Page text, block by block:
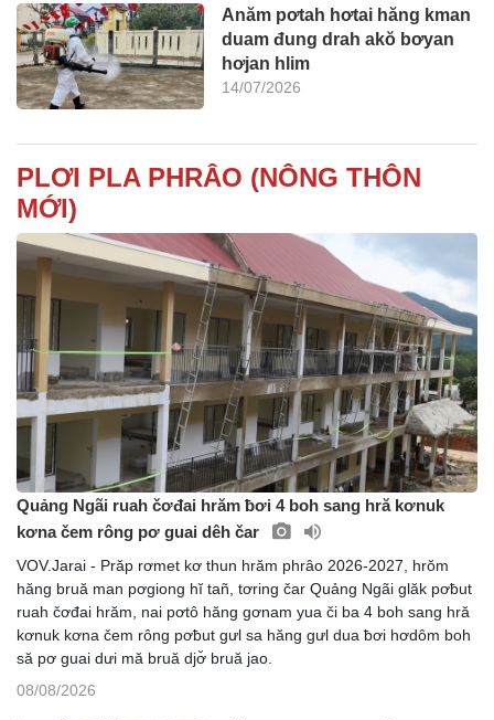
Anăm pơtah hơtai hăng kman
duam đung drah akŏ bơyan
hơjan hlim
14/07/2026
PLƠI PLA PHRÂO (NÔNG THÔN
MỚI)
Quảng Ngãi ruah čơđai hrăm ƀơi 4 boh sang hră kơnuk
kơna čem rông pơ guai dêh čar
VOV.Jarai - Prăp rơmet kơ thun hrăm phrâo 2026-2027, hrŏm
hăng bruă man pơgiong hĭ tañ, tơring čar Quảng Ngãi glăk pơƀut
ruah čơđai hrăm, nai pơtô hăng gơnam yua či ba 4 boh sang hră
kơnuk kơna čem rông pơƀut gưl sa hăng gưl dua ƀơi hơdôm boh
să pơ guai dưi mă bruă djơ̆ bruă jao.
08/08/2026